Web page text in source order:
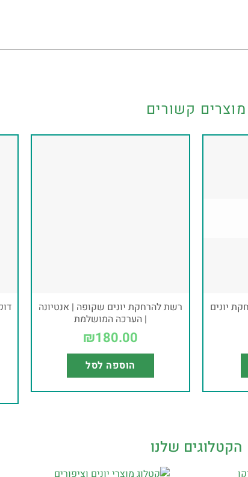
מוצרים קשורים
רשת להרחקת יונים שקופה | אנטיונה
| הערכה המושלמת
₪180.00
הוספה לסל
הקטלוגים שלנו